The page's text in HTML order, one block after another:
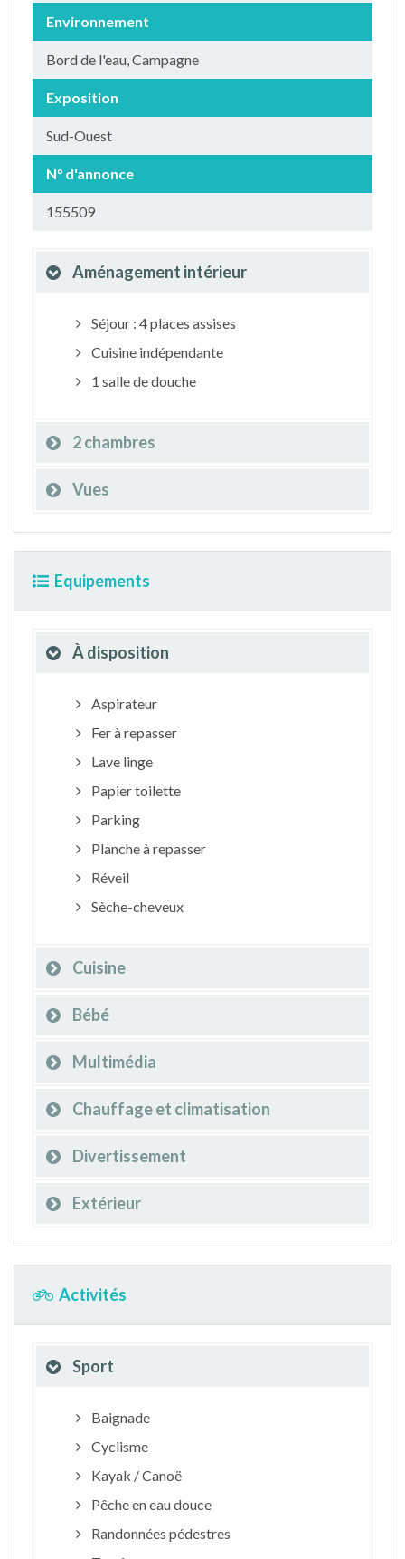
Environnement
Bord de l'eau, Campagne
Exposition
Sud-Ouest
N° d'annonce
155509
Aménagement intérieur
Séjour : 4 places assises
Cuisine indépendante
1 salle de douche
2 chambres
Vues
Equipements
À disposition
Aspirateur
Fer à repasser
Lave linge
Papier toilette
Parking
Planche à repasser
Réveil
Sèche-cheveux
Cuisine
Bébé
Multimédia
Chauffage et climatisation
Divertissement
Extérieur
Activités
Sport
Baignade
Cyclisme
Kayak / Canoë
Pêche en eau douce
Randonnées pédestres